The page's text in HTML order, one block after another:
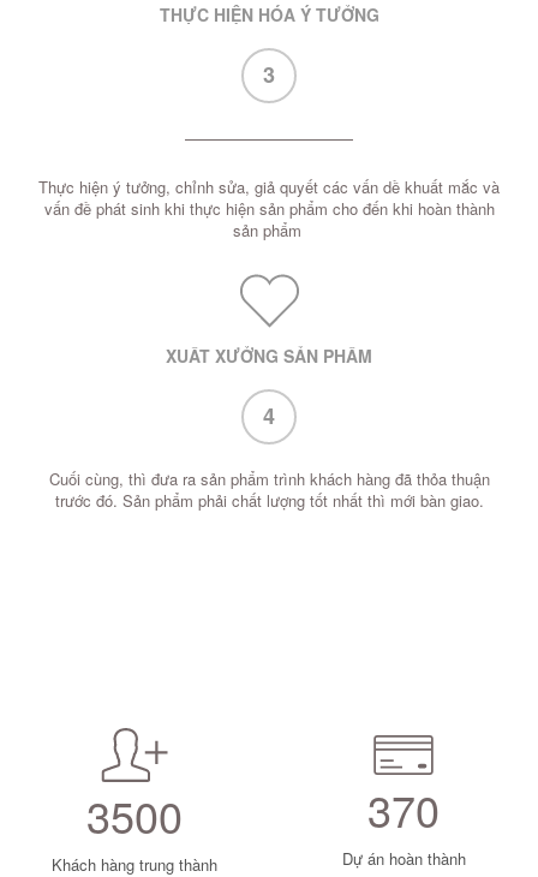
THỰC HIỆN HÓA Ý TƯỞNG
3
Thực hiện ý tưởng, chỉnh sửa, giả quyết các vấn dề khuất mắc và
vấn đề phát sinh khi thực hiện sản phẩm cho đến khi hoàn thành
sản phẩm
XUẤT XƯỞNG SẢN PHẨM
4
Cuối cùng, thì đưa ra sản phẩm trình khách hàng đã thỏa thuận
trước đó. Sản phẩm phải chất lượng tốt nhất thì mới bàn giao.
3500
Khách hàng trung thành
370
Dự án hoàn thành